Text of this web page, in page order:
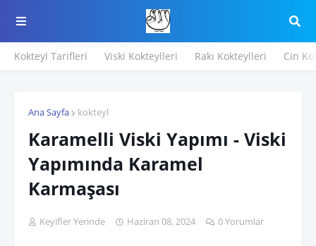
Kokteyl Tarifleri Viski Kokteylleri Rakı Kokteylleri Cin
Ana Sayfa kokteyl
Karamelli Viski Yapımı - Viski
Yapımında Karamel
Karmaşası
Keyifler Yerinde Haziran 08, 2024 0 Yorumlar